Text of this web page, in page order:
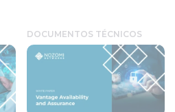
DOCUMENTOS TÉCNICOS